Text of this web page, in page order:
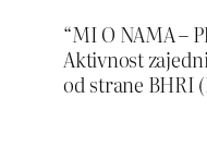
“MI O NAMA –
Aktivnost
od strane BHRI